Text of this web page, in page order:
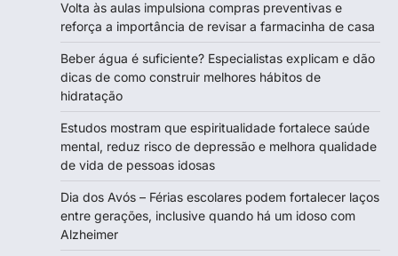
Volta às aulas impulsiona compras preventivas e
reforça a importância de revisar a farmacinha de casa
Beber água é suficiente? Especialistas explicam e dão
dicas de como construir melhores hábitos de
hidratação
Estudos mostram que espiritualidade fortalece saúde
mental, reduz risco de depressão e melhora qualidade
de vida de pessoas idosas
Dia dos Avós – Férias escolares podem fortalecer laços
entre gerações, inclusive quando há um idoso com
Alzheimer